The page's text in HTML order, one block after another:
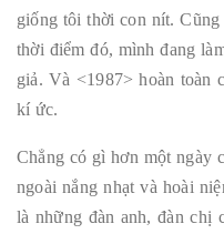
giống tôi thời con nít.
thời điểm đó, mình đang
giả. Và <1987> hoàn toàn
kí ức.
Chẳng có gì hơn một ngày
ngoài nắng nhạt và hoài
là những đàn anh, đàn chị